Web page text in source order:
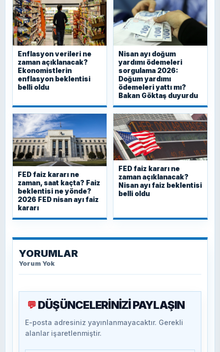
Enflasyon verileri ne
zaman açıklanacak?
Ekonomistlerin
enflasyon beklentisi
belli oldu
Nisan ayı doğum
yardımı ödemeleri
sorgulama 2026:
Doğum yardımı
ödemeleri yattı mı?
Bakan Göktaş duyurdu
FED faiz kararı ne
zaman, saat kaçta? Faiz
beklentisi ne yönde?
2026 FED nisan ayı faiz
kararı
FED faiz kararı ne
zaman açıklanacak?
Nisan ayı faiz beklentisi
belli oldu
YORUMLAR
Yorum Yok
💬 DÜŞÜNCELERİNİZİ PAYLAŞIN
E-posta adresiniz yayınlanmayacaktır. Gerekli
alanlar işaretlenmiştir.